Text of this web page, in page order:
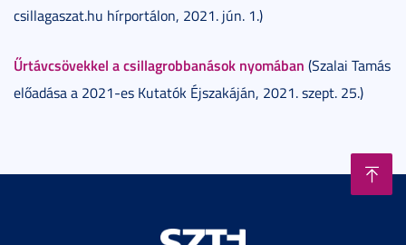
csillagaszat.hu hírportálon, 2021. jún. 1.)
Űrtávcsövekkel a csillagrobbanások nyomában (Szalai Tamás
előadása a 2021-es Kutatók Éjszakáján, 2021. szept. 25.)